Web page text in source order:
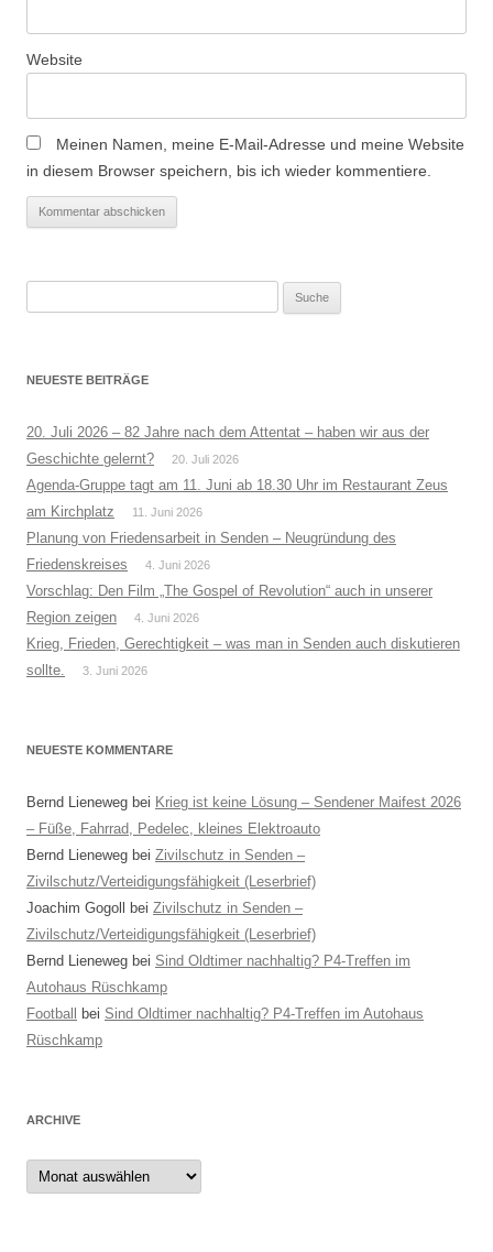
Website
Meinen Namen, meine E-Mail-Adresse und meine Website
in diesem Browser speichern, bis ich wieder kommentiere.
NEUESTE BEITRÄGE
20. Juli 2026 – 82 Jahre nach dem Attentat – haben wir aus der
Geschichte gelernt?
20. Juli 2026
Agenda-Gruppe tagt am 11. Juni ab 18.30 Uhr im Restaurant Zeus
am Kirchplatz
11. Juni 2026
Planung von Friedensarbeit in Senden – Neugründung des
Friedenskreises
4. Juni 2026
Vorschlag: Den Film „The Gospel of Revolution“ auch in unserer
Region zeigen
4. Juni 2026
Krieg, Frieden, Gerechtigkeit – was man in Senden auch diskutieren
sollte.
3. Juni 2026
NEUESTE KOMMENTARE
Bernd Lieneweg bei Krieg ist keine Lösung – Sendener Maifest 2026
– Füße, Fahrrad, Pedelec, kleines Elektroauto
Bernd Lieneweg bei Zivilschutz in Senden –
Zivilschutz/Verteidigungsfähigkeit (Leserbrief)
Joachim Gogoll
bei Zivilschutz in Senden –
Zivilschutz/Verteidigungsfähigkeit (Leserbrief)
Bernd Lieneweg bei Sind Oldtimer nachhaltig? P4-Treffen im
Autohaus Rüschkamp
Football
bei Sind Oldtimer nachhaltig? P4-Treffen im Autohaus
Rüschkamp
ARCHIVE
Archive